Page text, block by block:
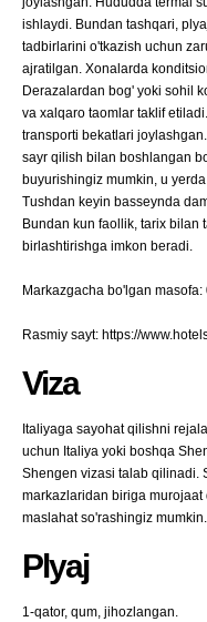
ishlaydi. Bundan tashqari,
tadbirlarini o'tkazish uchun
ajratilgan. Xonalarda
Derazalardan bog' yoki sohil
va xalqaro taomlar taklif
transporti bekatlari
sayr qilish bilan boshlangan
buyurishingiz mumkin, u
Tushdan keyin basseynda
Bundan kun faollik, tarix bilan
birlashtirishga imkon beradi.
Markazgacha bo'lgan masofa:
Rasmiy sayt: https://
Viza
Italiyaga sayohat qilishni
uchun Italiya yoki boshqa
Shengen vizasi talab qilinadi.
markazlaridan biriga
maslahat so'rashingiz mumkin.
Plyaj
1-qator, qum, jihozlangan.